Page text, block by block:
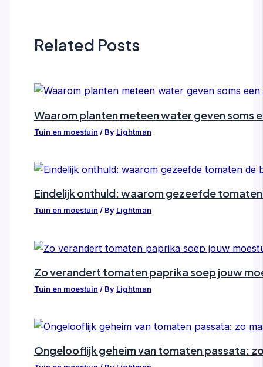
Related Posts
Waarom planten meteen water geven soms
Tuin en moestuin / By Lightman
Eindelijk onthuld: waarom gezeefde
Tuin en moestuin / By Lightman
Zo verandert tomaten paprika soep jouw
Tuin en moestuin / By Lightman
Ongelooflijk geheim van tomaten passata: